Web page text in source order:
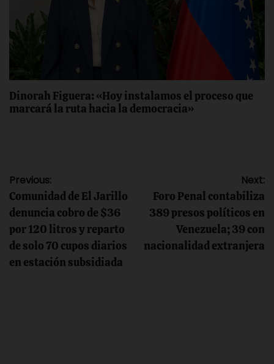
Dinorah Figuera: «Hoy instalamos el proceso que
marcará la ruta hacia la democracia»
Navegación
de
entradas
Previous:
Comunidad de El Jarillo
denuncia cobro de $36
por 120 litros y reparto
de solo 70 cupos diarios
en estación subsidiada
Next:
Foro Penal contabiliza
389 presos políticos en
Venezuela; 39 con
nacionalidad extranjera